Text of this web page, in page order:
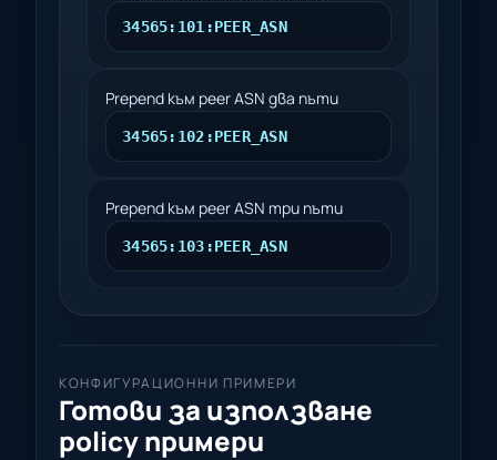
34565:101:PEER_ASN
Prepend към peer ASN два пъти
34565:102:PEER_ASN
Prepend към peer ASN три пъти
34565:103:PEER_ASN
КОНФИГУРАЦИОННИ ПРИМЕРИ
Готови за използване
policy примери